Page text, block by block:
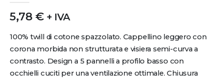
5,78 € + IVA
100% twill di cotone spazzolato. Cappellino leggero con
corona morbida non strutturata e visiera semi-curva a
contrasto. Design a 5 pannelli a profilo basso con
occhielli cuciti per una ventilazione ottimale. Chiusura